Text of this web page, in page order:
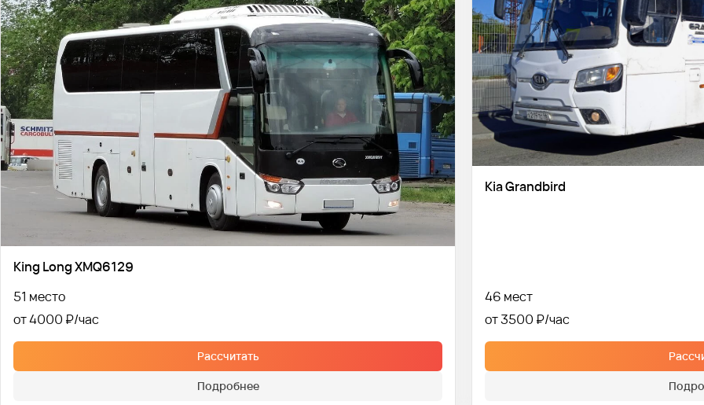
King Long XMQ6129
51 место
от 4000 ₽
Рассчитать
Подробнее
Kia Grandbird
46 мест
от 3500 ₽